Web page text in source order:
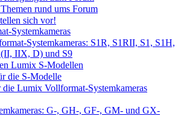
rund ums Forum
sich vor!
Systemkameras
Systemkameras: S1R, S1RII, S1, S1H,
IIX, D) und S9
Lumix S-Modellen
die S-Modelle
Lumix Vollformat-Systemkameras
G-, GH-, GF-, GM- und GX-